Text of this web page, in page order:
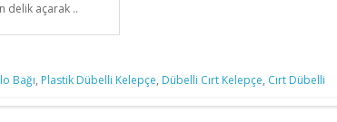
delik açarak ..
Bağı, Plastik Dübelli Kelepçe, Dübelli Cırt Kelepçe, Cırt Dübelli